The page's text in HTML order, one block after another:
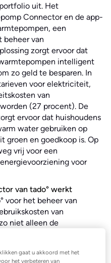
uit. Het
Connector en de app-
een
beheer van
zorgt ervoor dat
intelligent
zo geld te besparen. In
voor elektriciteit,
van
(27 procent). De
ervoor dat huishoudens
water gebruiken op
groen en goedkoop is. Op
vrij voor een
voor
van tado° werkt
voor het beheer van
van
niet alleen de
. gaat u akkoord met het
het verbeteren van